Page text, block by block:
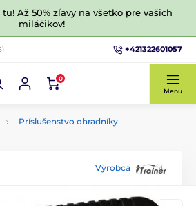
Až 50% zľavy na všetko pre vašich
miláčikov!
+421322601057
0
Menu
Príslušenstvo ohradníky
Výrobca